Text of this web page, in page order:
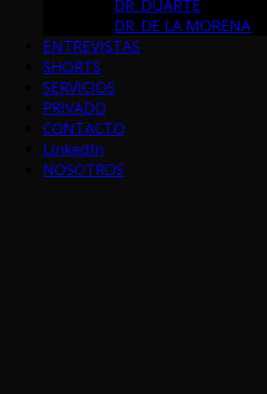
DR. DUARTE
DR. DE LA MORENA
ENTREVISTAS
SHORTS
SERVICIOS
PRIVADO
CONTACTO
LinkedIn
NOSOTROS